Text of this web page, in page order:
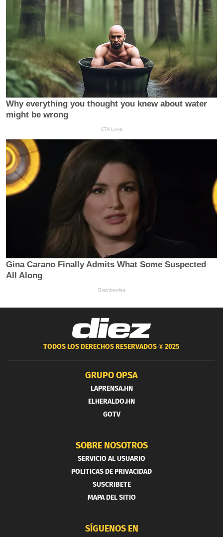
TODOS LOS DERECHOS RESERVADOS ®2025
GRUPO OPSA
LAPRENSA.HN
ELHERALDO.HN
GOTV
SOBRE NOSOTROS
SERVICIO AL USUARIO
POLITICAS DE PRIVACIDAD
SUSCRIBETE
MAPA DEL SITIO
SÍGUENOS EN